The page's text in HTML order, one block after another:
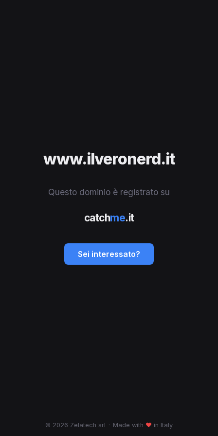
www.ilveronerd.it
Questo dominio è registrato su
catchme.it
Sei interessato?
© 2026 Zelatech srl · Made with ♥ in Italy